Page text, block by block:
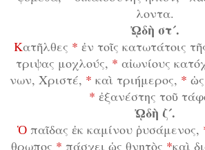
λον­τα.
ᾨ­δὴ στ´.
Κα­τῆλ­θες * ἐν τοῖς κα­τω­τά­τοις
τρι­ψας μο­χλούς, * αἰ­ω­νί­ους
νων, Χρι­στέ, * καὶ τρι­ή­με­ρος, *
* ἐ­ξα­νέ­στης τοῦ
ᾨ­δὴ ζ´.
Ὁ παῖ­δας ἐκ κα­μί­νου ῥυ­σά­με­νος,
θρω­πος * πά­σχει ὡς θνη­τὸς *καὶ